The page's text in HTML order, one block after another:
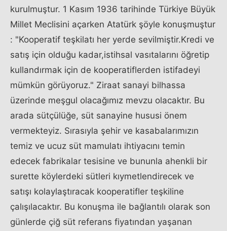
kurulmuştur. 1 Kasım 1936 tarihinde Türkiye Büyük
Millet Meclisini açarken Atatürk şöyle konuşmuştur
: "Kooperatif teşkilatı her yerde sevilmiştir.Kredi ve
satış için olduğu kadar,istihsal vasıtalarını öğretip
kullandırmak için de kooperatiflerden istifadeyi
mümkün görüyoruz." Ziraat sanayi bilhassa
üzerinde meşgul olacağımız mevzu olacaktır. Bu
arada sütçülüğe, süt sanayine hususi önem
vermekteyiz. Sırasıyla şehir ve kasabalarımızın
temiz ve ucuz süt mamulatı ihtiyacını temin
edecek fabrikalar tesisine ve bununla ahenkli bir
surette köylerdeki sütleri kıymetlendirecek ve
satışı kolaylaştıracak kooperatifler teşkiline
çalışılacaktır. Bu konuşma ile bağlantılı olarak son
günlerde çiğ süt referans fiyatından yaşanan